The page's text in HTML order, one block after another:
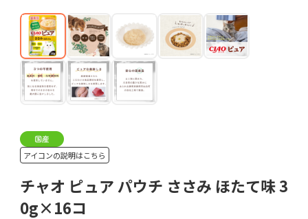
アイコンの説明はこちら
チャオ ピュア パウチ ささみ ほたて味 3
0g×16コ